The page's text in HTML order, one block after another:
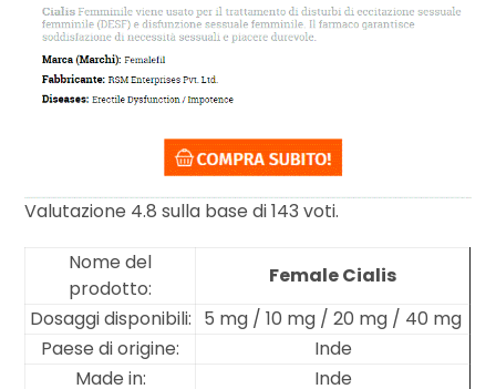
Valutazione 4.8 sulla base di143 voti.
Nome del
prodotto:
Female Cialis
Dosaggi disponibili: 5 mg / 10 mg / 20 mg / 40 mg
Paese di origine:
Inde
Made in:
Inde